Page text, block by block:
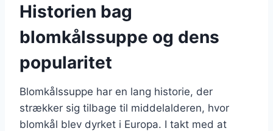
Historien bag
blomkålssuppe og dens
popularitet
Blomkålssuppe har en lang historie, der
strækker sig tilbage til middelalderen, hvor
blomkål blev dyrket i Europa. I takt med at